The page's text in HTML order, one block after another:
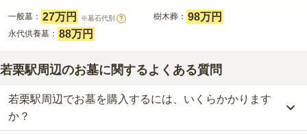
一般墓： 27万円 ※墓石代別 ? 樹木葬： 98万円
永代供養墓： 88万円
若栗駅周辺のお墓に関するよくある質問
若栗駅周辺でお墓を購入するには、いくらかかります
か？